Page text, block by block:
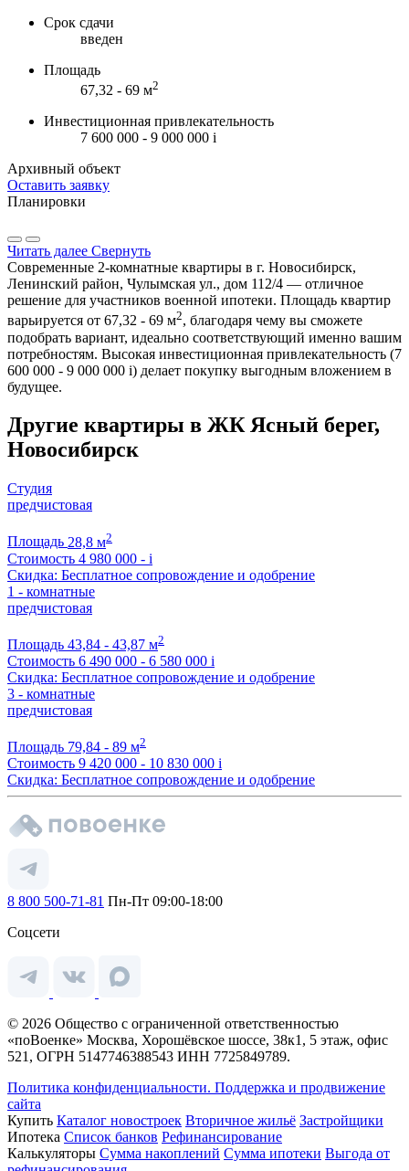
Срок сдачи
введен
Площадь
67,32 - 69 м2
Инвестиционная привлекательность
7 600 000 - 9 000 000 i
Архивный объект
Оставить заявку
Планировки
Читать далее Свернуть
Современные 2-комнатные квартиры в г. Новосибирск,
Ленинский район, Чулымская ул., дом 112/4 — отличное
решение для участников военной ипотеки. Площадь квартир
варьируется от 67,32 - 69 м2, благодаря чему вы сможете
подобрать вариант, идеально соответствующий именно вашим
потребностям. Высокая инвестиционная привлекательность (7
600 000 - 9 000 000 i) делает покупку выгодным вложением в
будущее.
Другие квартиры в ЖК Ясный берег,
Новосибирск
Студия
предчистовая
Площадь 28,8 м2
Стоимость 4 980 000 - i
Скидка: Бесплатное сопровождение и одобрение
1 - комнатные
предчистовая
Площадь 43,84 - 43,87 м2
Стоимость 6 490 000 - 6 580 000 i
Скидка: Бесплатное сопровождение и одобрение
3 - комнатные
предчистовая
Площадь 79,84 - 89 м2
Стоимость 9 420 000 - 10 830 000 i
Скидка: Бесплатное сопровождение и одобрение
8 800 500-71-81 Пн-Пт 09:00-18:00
Соцсети
© 2026 Общество с ограниченной ответственностью
«поВоенке» Москва, Хорошёвское шоссе, 38к1, 5 этаж, офис
521, ОГРН 5147746388543 ИНН 7725849789.
Политика конфиденциальности. Поддержка и продвижение
сайта
Купить Каталог новостроек Вторичное жильё Застройщики
Ипотека Список банков Рефинансирование
Калькуляторы Сумма накоплений Сумма ипотеки Выгода от